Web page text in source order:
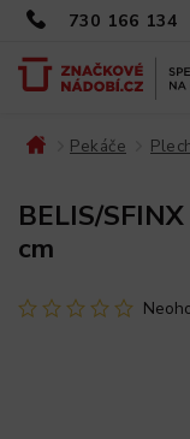
730 166 134
Pekáče
BELIS/
cm